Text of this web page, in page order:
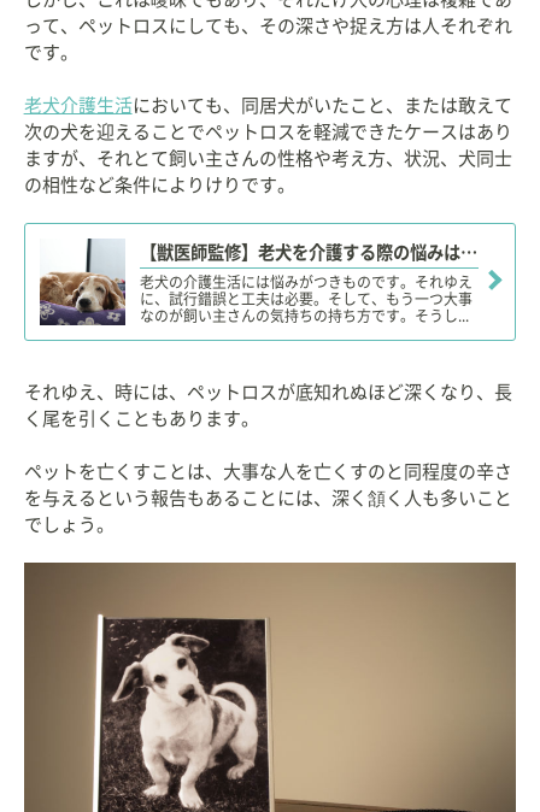
って、ペットロスにしても、その深さや捉え方は人それぞれ
です。
老犬介護生活においても、同居犬がいたこと、または敢えて
次の犬を迎えることでペットロスを軽減できたケースはあり
ますが、それとて飼い主さんの性格や考え方、状況、犬同士
の相性など条件によりけりです。
【獣医師監修】老犬を介護する際の悩みは？病気や医療費、トイレなど介護のポイントやコツ！
老犬の介護生活には悩みがつきものです。それゆえ
に、試行錯誤と工夫は必要。そして、もう一つ大事
なのが飼い主さんの気持ちの持ち方です。そうし...
それゆえ、時には、ペットロスが底知れぬほど深くなり、長
く尾を引くこともあります。
ペットを亡くすことは、大事な人を亡くすのと同程度の辛さ
を与えるという報告もあることには、深く頷く人も多いこと
でしょう。